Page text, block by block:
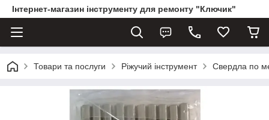
Інтернет-магазин інструменту для ремонту "Ключик"
Товари та послуги Ріжучий інструмент Свердла по